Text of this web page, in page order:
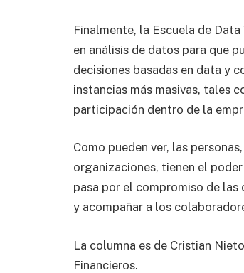
Finalmente, la Escuela de
en análisis de datos para que
decisiones basadas en data y
instancias más masivas, tales
participación dentro de la
Como pueden ver, las
organizaciones, tienen el
pasa por el compromiso de
y acompañar a los
La columna es de Cristian
Financieros.